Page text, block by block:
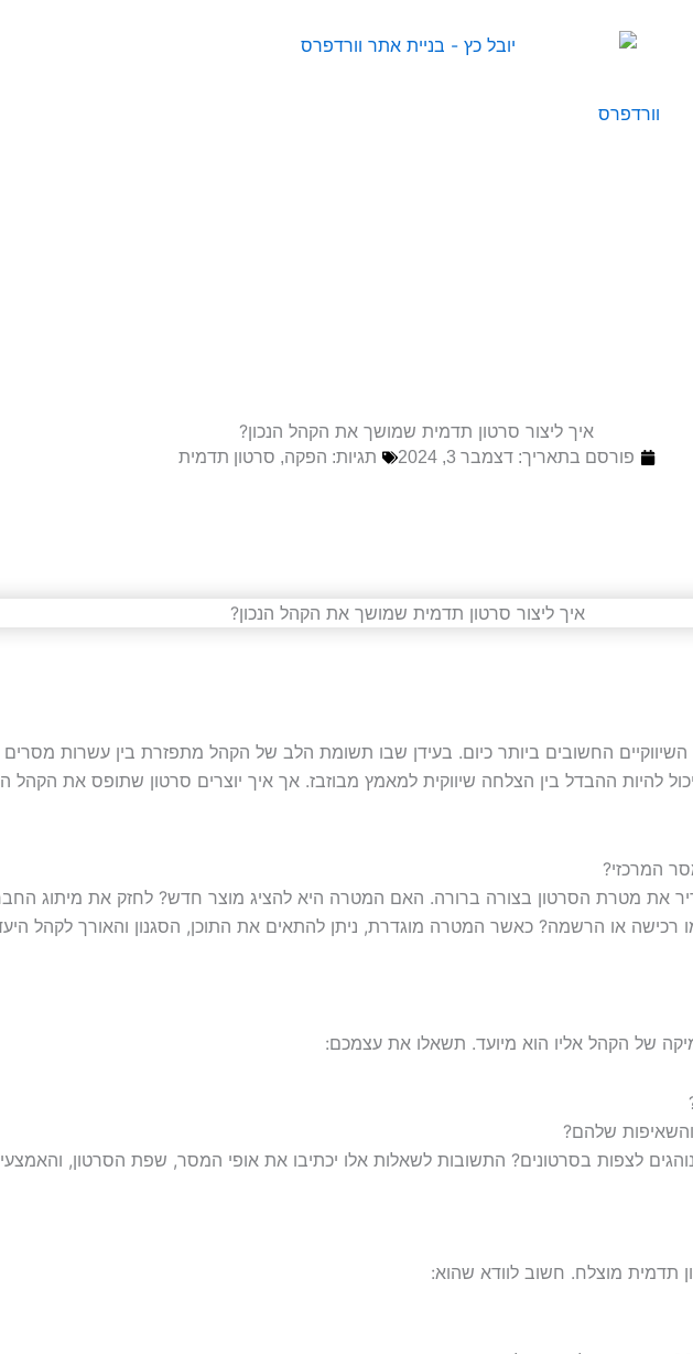
וורדפרס
איך ליצור סרטון תדמית שמושך את הקהל הנכון?
פורסם בתאריך:דצמבר 3, 2024 תגיות: הפקה, סרטון תדמית
החשובים ביותר כיום. בעידן שבו תשומת הלב של הקהל מתפזרת בין עשרות מסרים
להיות ההבדל בין הצלחה שיווקית למאמץ מבוזבז. אך איך יוצרים סרטון שתופס את הקהל
המרכזי?
את מטרת הסרטון בצורה ברורה. האם המטרה היא להציג מוצר חדש? לחזק את מיתוג
רכישה או הרשמה? כאשר המטרה מוגדרת, ניתן להתאים את התוכן, הסגנון והאורך לקהל
של הקהל אליו הוא מיועד. תשאלו את עצמכם:
שלהם?
לצפות בסרטונים? התשובות לשאלות אלו יכתיבו את אופי המסר, שפת הסרטון,
תדמית מוצלח. חשוב לוודא שהוא: